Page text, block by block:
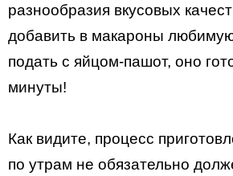
разнообразия вкусовых
добавить в макароны
подать с яйцом-пашот, оно
минуты!
Как видите, процесс
по утрам не обязательно